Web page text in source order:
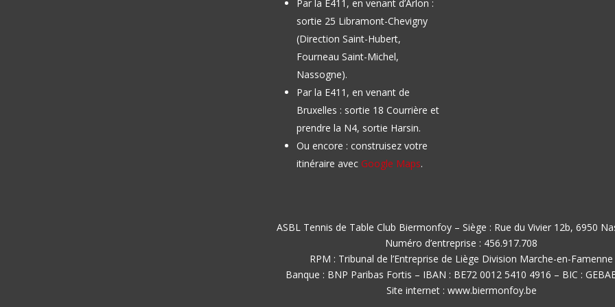
Par la E411, en venant d’Arlon :
sortie 25 Libramont-Chevigny
(Direction Saint-Hubert,
Fourneau Saint-Michel,
Nassogne).
Par la E411, en venant de
Bruxelles : sortie 18 Courrière et
prendre la N4, sortie Harsin.
Ou encore : construisez votre
itinéraire avec Google Maps.
ASBL Tennis de Table Club Biermonfoy – Siège : Rue du Vivier 12b, 6950
Numéro d’entreprise : 456.917.708
RPM : Tribunal de l’Entreprise de Liège Division Marche-en-Famenne
Banque : BNP Paribas Fortis – IBAN : BE72 0012 5410 4916 – BIC :
Site internet : www.biermonfoy.be